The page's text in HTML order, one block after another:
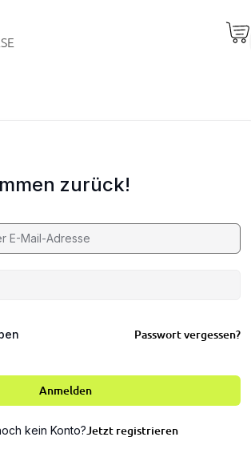
zurück!
Passwort vergessen?
Anmelden
kein Konto?Jetzt registrieren